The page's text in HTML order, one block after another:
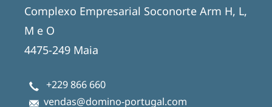
Complexo Empresarial Soconorte Arm H, L,
M e O
4475-249 Maia
+229 866 660
vendas@domino-portugal.com